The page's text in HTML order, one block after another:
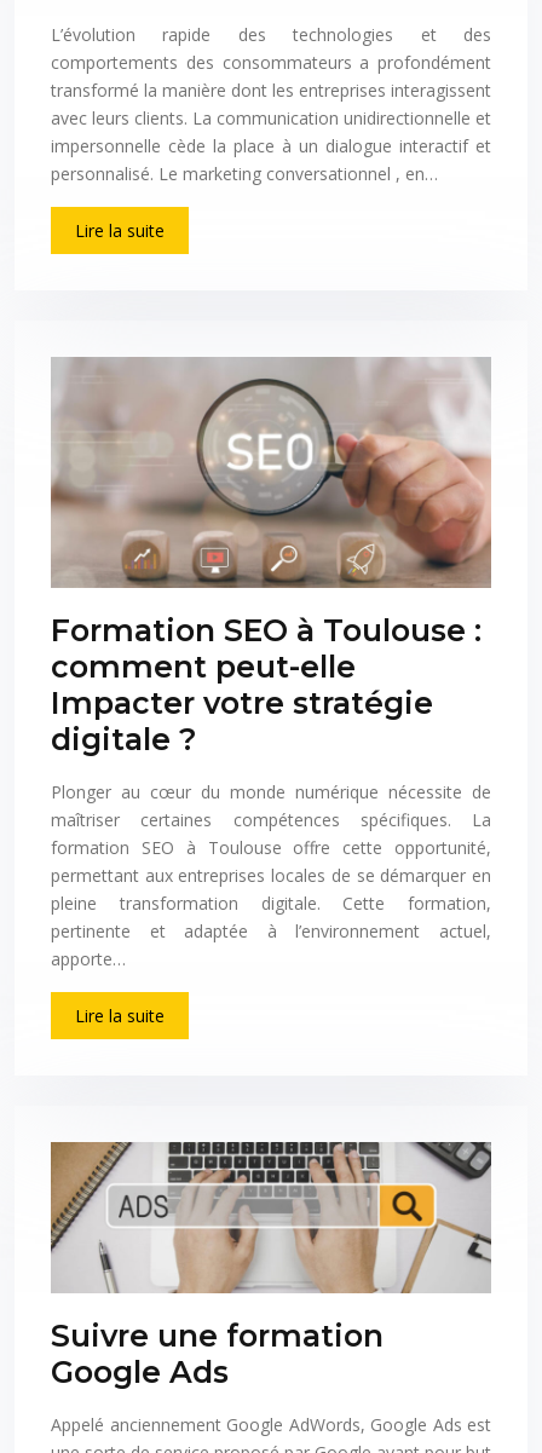
L’évolution rapide des technologies et des
comportements des consommateurs a profondément
transformé la manière dont les entreprises interagissent
avec leurs clients. La communication unidirectionnelle et
impersonnelle cède la place à un dialogue interactif et
personnalisé. Le marketing conversationnel , en…
Lire la suite
Formation SEO à Toulouse :
comment peut-elle
Impacter votre stratégie
digitale ?
Plonger au cœur du monde numérique nécessite de
maîtriser certaines compétences spécifiques. La
formation SEO à Toulouse offre cette opportunité,
permettant aux entreprises locales de se démarquer en
pleine transformation digitale. Cette formation,
pertinente et adaptée à l’environnement actuel,
apporte…
Lire la suite
Suivre une formation
Google Ads
Appelé anciennement Google AdWords, Google Ads est